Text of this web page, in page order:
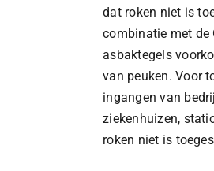
dat roken niet is
combinatie met de
asbaktegels
van peuken. Voor
ingangen van
ziekenhuizen,
roken niet is